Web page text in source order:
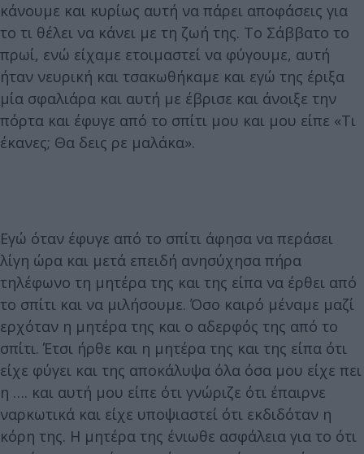
κάνουμε και κυρίως αυτή να πάρει αποφάσεις για
το τι θέλει να κάνει με τη ζωή της. Το Σάββατο το
πρωί, ενώ είχαμε ετοιμαστεί να φύγουμε, αυτή
ήταν νευρική και τσακωθήκαμε και εγώ της έριξα
μία σφαλιάρα και αυτή με έβρισε και άνοιξε την
πόρτα και έφυγε από το σπίτι μου και μου είπε «Τι
έκανες; Θα δεις ρε μαλάκα».
Εγώ όταν έφυγε από το σπίτι άφησα να περάσει
λίγη ώρα και μετά επειδή ανησύχησα πήρα
τηλέφωνο τη μητέρα της και της είπα να έρθει από
το σπίτι και να μιλήσουμε. Όσο καιρό μέναμε μαζί
ερχόταν η μητέρα της και ο αδερφός της από το
σπίτι. Έτσι ήρθε και η μητέρα της και της είπα ότι
είχε φύγει και της αποκάλυψα όλα όσα μου είχε πει
η …. και αυτή μου είπε ότι γνώριζε ότι έπαιρνε
ναρκωτικά και είχε υποψιαστεί ότι εκδιδόταν η
κόρη της. Η μητέρα της ένιωθε ασφάλεια για το ότι